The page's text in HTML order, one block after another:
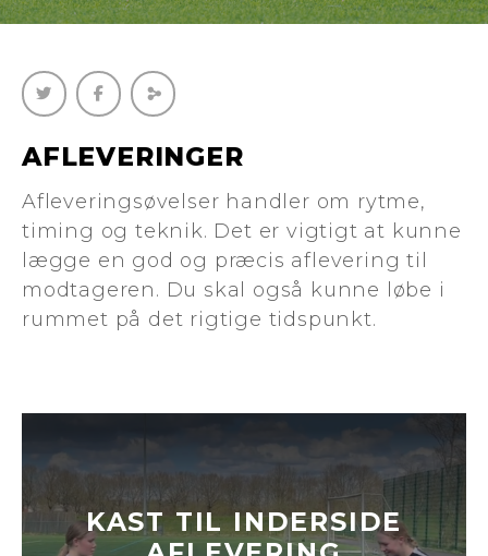
AFLEVERINGER
Afleveringsøvelser handler om rytme,
timing og teknik. Det er vigtigt at kunne
lægge en god og præcis aflevering til
modtageren. Du skal også kunne løbe i
rummet på det rigtige tidspunkt.
KAST TIL INDERSIDE